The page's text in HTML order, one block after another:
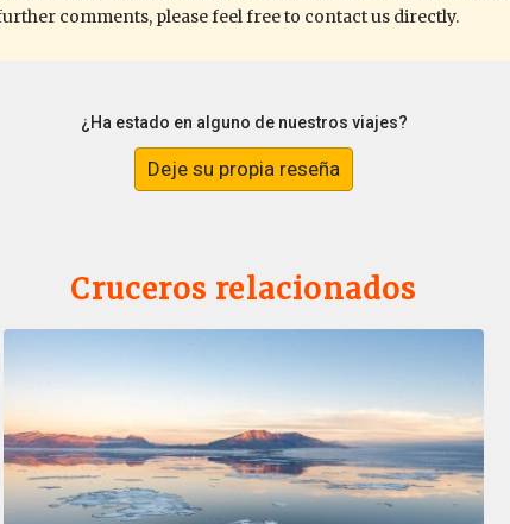
comments, please feel free to contact us directly.
¿Ha estado en alguno de nuestros viajes?
Deje su propia reseña
Cruceros relacionados